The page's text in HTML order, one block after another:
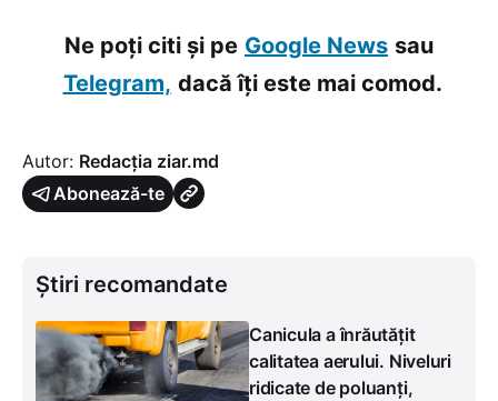
Ne poți citi și pe Google News sau
Telegram, dacă îți este mai comod.
Autor: Redacția ziar.md
Abonează-te
Știri recomandate
Canicula a înrăutățit
calitatea aerului. Niveluri
ridicate de poluanți,